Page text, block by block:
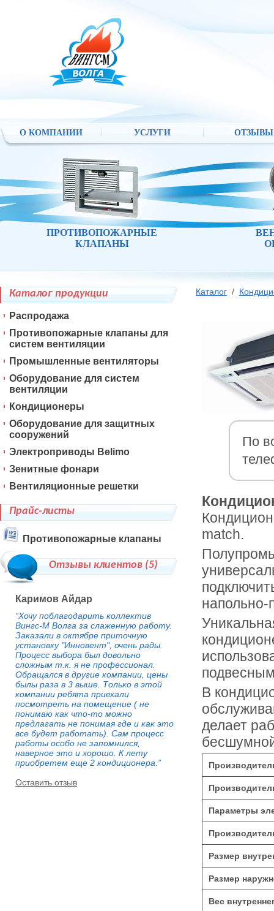
О КОМПАНИИ УСЛУГИ ОТЗЫВЫ
ПРОТИВОПОЖАРНЫЕ
КЛАПАНЫ
Каталог /
По
match.
напольно-
В
делает
Параметры
Размер
Размер
Вес
Каталог продукции
Распродажа
Противопожарные клапаны для
систем вентиляции
Промышленные вентиляторы
Оборудование для систем
вентиляции
Кондиционеры
Оборудование для защитных
сооружений
Электроприводы Belimo
Зенитные фонари
Вентиляционные решетки
Прайс-листы
Противопожарные клапаны
Отзывы клиентов (5)
Каримов Айдар
“Хочу поблагодарить коллектив
Вингс-М Волга за слаженную работу.
Заказали в октябре приточную
установку "Инновент", очень рады.
Процесс выбора был довольно
сложным т.к. я не профессионал.
Обращался в другие компании, цены
былы раза в 3 выше. Только в этой
компании ребята приехали
посмотреть на помещение ( не
понимаю как что-то можно
предлагать не понимая где и как это
все будет работать). Сам процесс
работы особо не запомнился,
наверное это и хорошо. К лету
приобретем еще 2 кондиционера.”
Оставить отзыв